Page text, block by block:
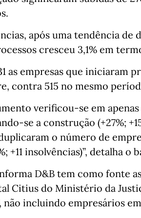
após uma tendência de
cresceu 3,1% em
as empresas que iniciaram
contra 515 no mesmo
verificou-se em
se a construção (+27%;
o número de
+11 insolvências)”, detalha o
D&B tem como fonte
Citius do Ministério da
não incluindo empresários